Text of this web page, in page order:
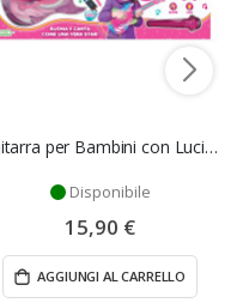
Chitarra per Bambini con Luci e Suoni - Mazzeo Giocattoli
Disponibile
15,90 €
AGGIUNGI AL CARRELLO